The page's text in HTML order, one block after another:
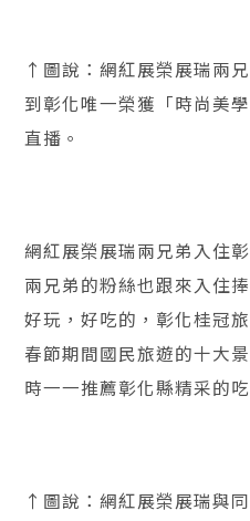
↑圖說：網紅展榮展瑞兩
到彰化唯一榮獲「時尚美
直播。
網紅展榮展瑞兩兄弟入住
兩兄弟的粉絲也跟來入住
好玩，好吃的，彰化桂冠
春節期間國民旅遊的十大
時一一推薦彰化縣精采的
↑圖說：網紅展榮展瑞與